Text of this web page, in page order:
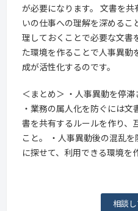
が必要になります。 文書を
いの仕事への理解を深めるこ
理しておくことで必要な文書
た環境を作ることで人事異動
成が活性化するのです。
＜まとめ＞ ・人事異動を停滞
・業務の属人化を防ぐには
書を共有するルールを作り、
こと。 ・人事異動後の混乱
に探せて、利用できる環境を
相談